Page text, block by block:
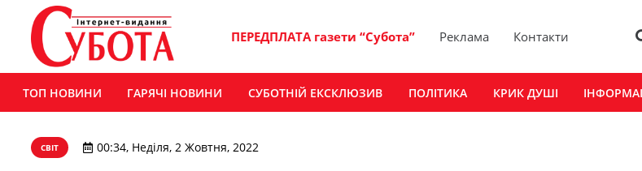
ПЕРЕДПЛАТА газети “Субота” Реклама Контакти
ТОП НОВИНИ ГАРЯЧІ НОВИНИ СУБОТНІЙ ЕКСКЛЮЗИВ ПОЛІТИКА КРИК ДУШІ
СВІТ 00:34, Неділя, 2 Жовтня, 2022